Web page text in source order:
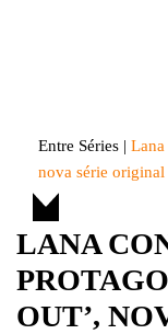
Entre Séries | Lana
nova série
LANA
OUT’,